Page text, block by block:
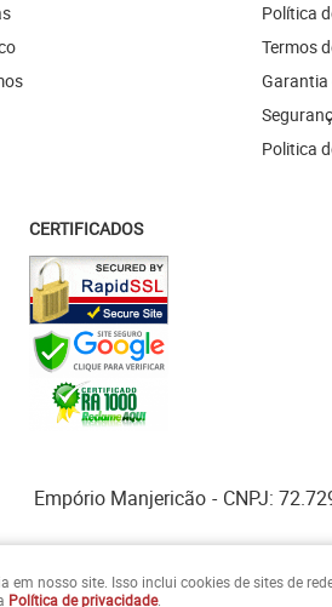
Política
Termos
Politica
CERTIFICADOS
Empório Manjericão CNPJ:
LOJA VIRTUAL CRIADA POR
nosso site. Isso inclui cookies de sites de
Política de privacidade.